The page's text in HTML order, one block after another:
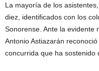
La mayoría de los
diez, identificados con los
Sonorense. Ante la evidente
Antonio Astiazarán
concurrida que ha sostenido